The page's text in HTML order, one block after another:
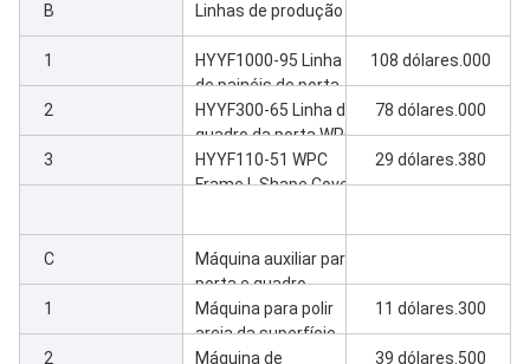
para quadro/capa)
B Linhas de produção
1
HYYF1000-95 Linha
de painéis de porta
WPC
108 dólares.000
2
HYYF300-65 Linha do
quadro da porta WPC
*2
78 dólares.000
3
HYYF110-51 WPC
Frame L Shape Cover
29 dólares.380
C
Máquina auxiliar para
porta e quadro
1
Máquina para polir
areia da superfície
das portas
11 dólares.300
2 Máquina de 39 dólares.500